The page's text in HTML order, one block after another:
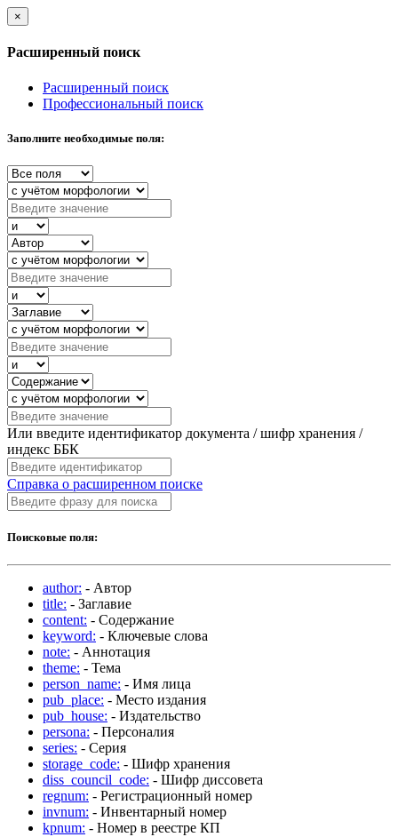
×
Расширенный поиск
Расширенный поиск
Профессиональный поиск
Заполните необходимые поля:
Или введите идентификатор документа / шифр хранения /
индекс ББК
Справка о расширенном поиске
Поисковые поля:
author: - Автор
title: - Заглавие
content: - Содержание
keyword: - Ключевые слова
note: - Аннотация
theme: - Тема
person_name: - Имя лица
pub_place: - Место издания
pub_house: - Издательство
persona: - Персоналия
series: - Серия
storage_code: - Шифр хранения
diss_council_code: - Шифр диссовета
regnum: - Регистрационный номер
invnum: - Инвентарный номер
kpnum: - Номер в реестре КП